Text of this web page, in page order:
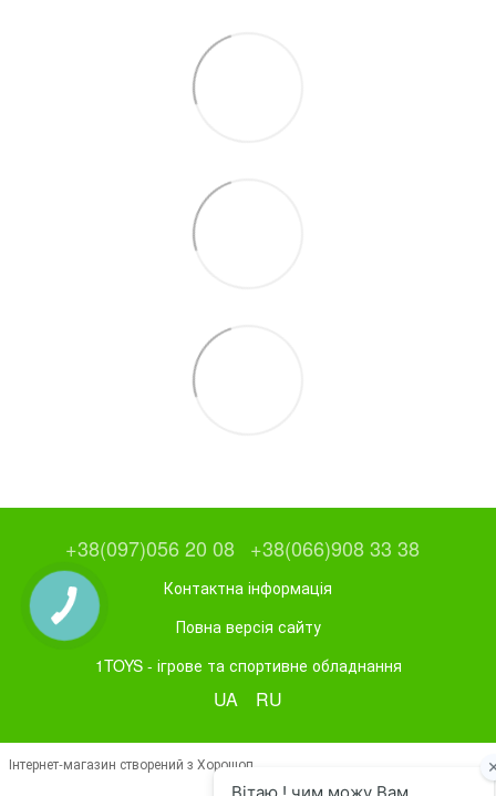
+38(097)056 20 08 +38(066)908 33 38
Контактна інформація
Повна версія сайту
1TOYS - ігрове та спортивне обладнання
UA RU
Інтернет-магазин створений з Хорошоп